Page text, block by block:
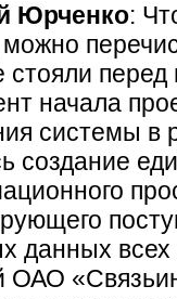
Юрченко:
стояли
начала
системы в
создание
данных
ОАО